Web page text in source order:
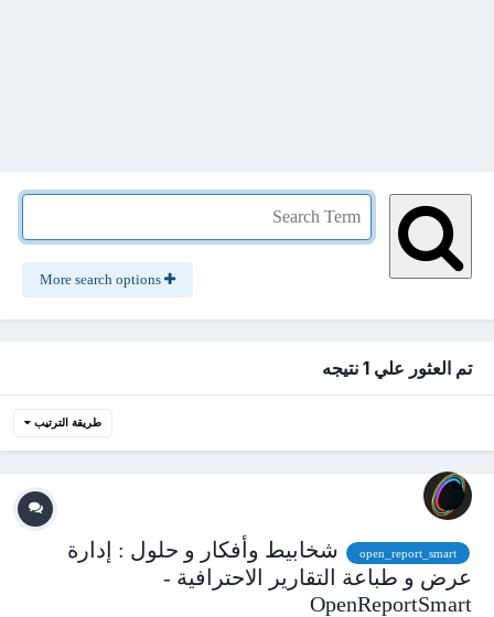
تم العثور علي 1 نتيجه
طريقة الترتيب
open_report_smart
شخابيط وأفكار و حلول : إدارة
عرض و طباعة التقارير الاحترافية -
OpenReportSmart